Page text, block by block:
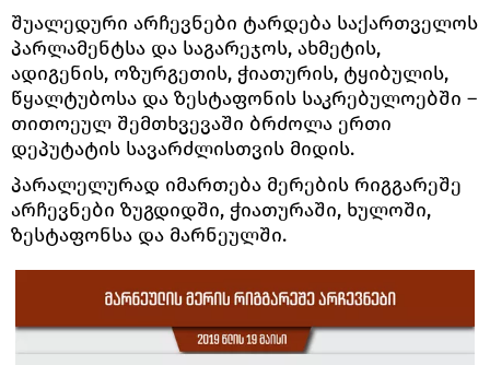
შუალედური არჩევნები ტარდება საქართველოს
პარლამენტსა და საგარეჯოს, ახმეტის,
ადიგენის, ოზურგეთის, ჭიათურის, ტყიბულის,
წყალტუბოსა და ზესტაფონის საკრებულოებში –
თითოეულ შემთხვევაში ბრძოლა ერთი
დეპუტატის სავარძლისთვის მიდის.
პარალელურად იმართება მერების რიგგარეშე
არჩევნები ზუგდიდში, ჭიათურაში, ხულოში,
ზესტაფონსა და მარნეულში.